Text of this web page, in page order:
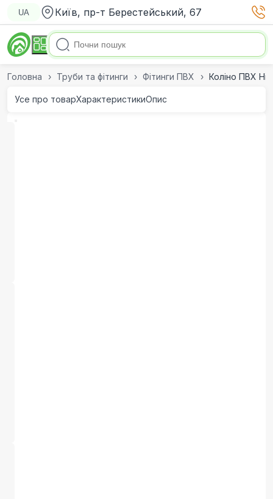
UA Київ, пр-т Берестейський, 67
Головна Труби та фітинги Фітинги ПВХ Коліно ПВХ
Усе про товарХарактеристикиОпис